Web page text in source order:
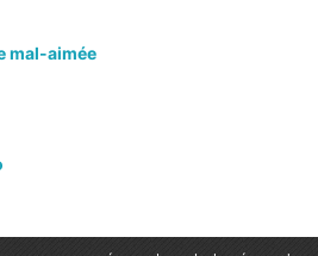
mal-aimée